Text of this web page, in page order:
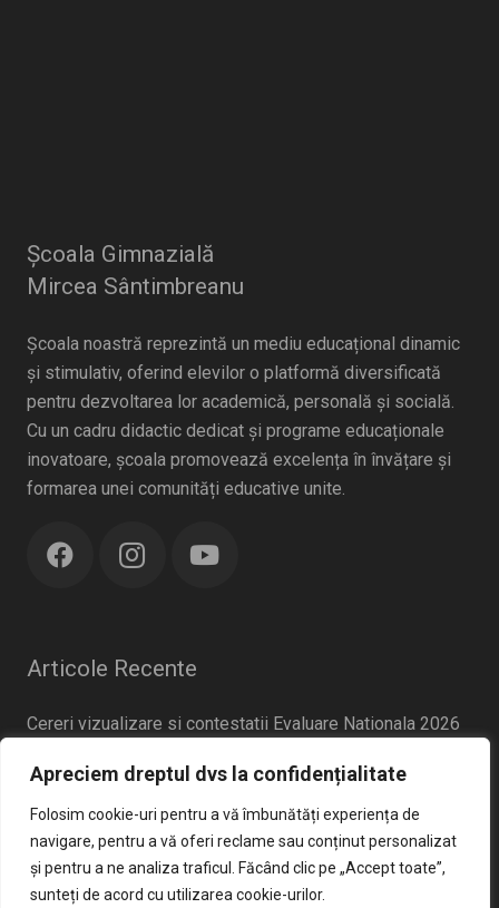
Apreciem dreptul dvs la confidențialitate
Folosim cookie-uri pentru a vă îmbunătăți experiența de
navigare, pentru a vă oferi reclame sau conținut personalizat
și pentru a ne analiza traficul. Făcând clic pe „Accept toate”,
sunteți de acord cu utilizarea cookie-urilor.
Școala Gimnazială
Mircea Sântimbreanu
Școala noastră reprezintă un mediu educațional dinamic
și stimulativ, oferind elevilor o platformă diversificată
pentru dezvoltarea lor academică, personală și socială.
Cu un cadru didactic dedicat și programe educaționale
inovatoare, școala promovează excelența în învățare și
formarea unei comunități educative unite.
Articole Recente
Cereri vizualizare si contestatii Evaluare Nationala 2026
Broșură Admitere Clasa a IX-a
Anunt concurs sercretar sef
aprilie 2, 2026
Criterii admitere clasa pregatitoare 2026-2027